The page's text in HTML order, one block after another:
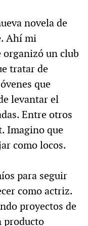
novela de
Ahí mi
organizó un club
tratar de
que
levantar el
Entre otros
Imagino que
como locos.
para seguir
como actriz.
proyectos de
producto